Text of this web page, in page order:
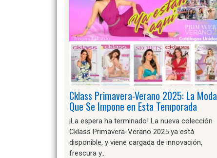
Cklass Primavera-Verano 2025: La Moda
Que Se Impone en Esta Temporada
¡La espera ha terminado! La nueva colección
Cklass Primavera-Verano 2025 ya está
disponible, y viene cargada de innovación,
frescura y…